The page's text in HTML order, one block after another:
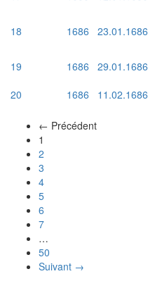
18 1686 23.01.1686
19 1686 29.01.1686
20
1686 11.02.1686
← Précédent
1
2
3
4
5
6
7
…
50
Suivant →